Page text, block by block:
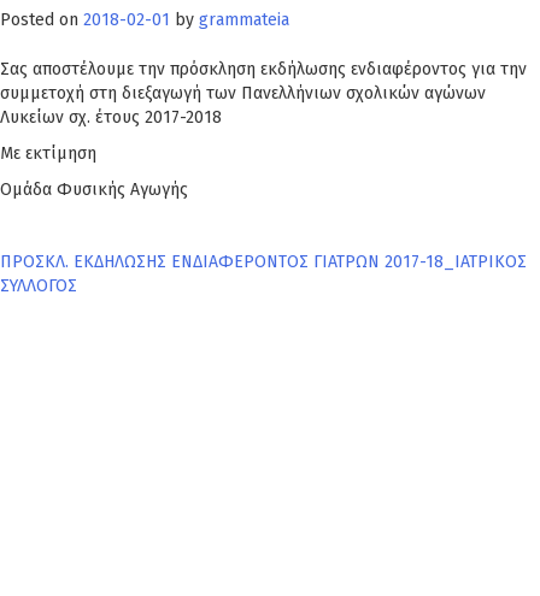
Posted on 2018-02-01 by grammateia
Σας αποστέλουμε την πρόσκληση εκδήλωσης ενδιαφέροντος για την
συμμετοχή στη διεξαγωγή των Πανελλήνιων σχολικών αγώνων
Λυκείων σχ. έτους 2017-2018
Με εκτίμηση
Ομάδα Φυσικής Αγωγής
ΠΡΟΣΚΛ. ΕΚΔΗΛΩΣΗΣ ΕΝΔΙΑΦΕΡΟΝΤΟΣ ΓΙΑΤΡΩΝ 2017-18_ΙΑΤΡΙΚΟΣ
ΣΥΛΛΟΓΟΣ